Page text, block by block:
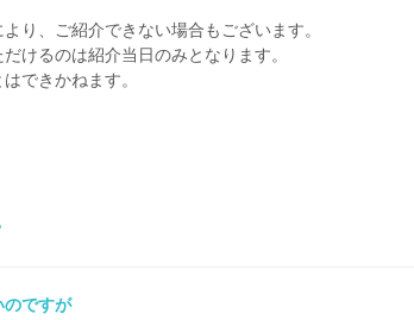
り、ご紹介できない場合もございます。
けるのは紹介当日のみとなります。
できかねます。
のですが